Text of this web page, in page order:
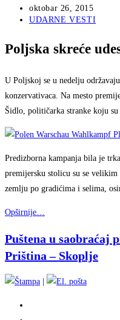
Post
published:
oktobar 26, 2015
Post
UDARNE VESTI
Poljska skreće
U Poljskoj se u nedelju
konzervativaca. Na mesto
Šidlo, političarka stranke koju
Predizborna kampanja bila je
premijersku stolicu su se
zemlju po gradićima i selima,
Opširnije…
Puštena u saobraćaj
Priština – Skoplje